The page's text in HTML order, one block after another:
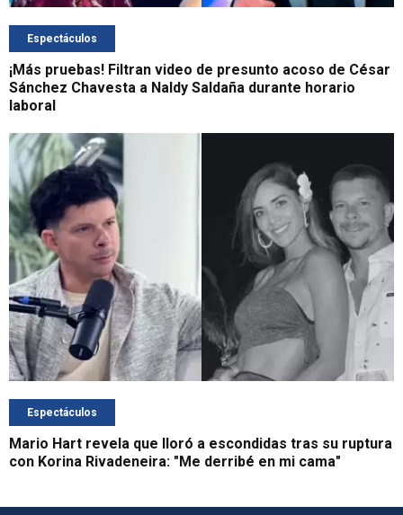
Espectáculos
¡Más pruebas! Filtran video de presunto acoso de César
Sánchez Chavesta a Naldy Saldaña durante horario
laboral
Espectáculos
Mario Hart revela que lloró a escondidas tras su ruptura
con Korina Rivadeneira: "Me derribé en mi cama"